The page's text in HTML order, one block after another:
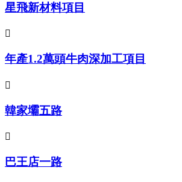
星飛新材料項目

年產1.2萬頭牛肉深加工項目

韓家壩五路

巴王店一路